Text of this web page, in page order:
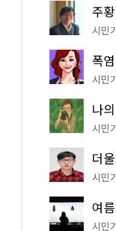
시민
시민
시민
시민
시민